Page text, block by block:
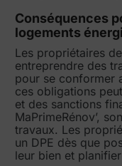
Conséquences
logements
Les propriétaires
entreprendre des
pour se conformer
ces obligations
et des sanctions
MaPrimeRénov’,
travaux. Les
un DPE dès que
leur bien et